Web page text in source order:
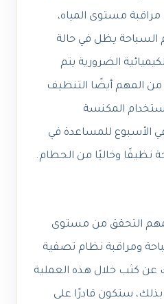
مستوى المياه،
السباحة يظل في حالة
الضرورية يتم
المهم أيضًا التنظيف
المكنسة
في الأسبوع للمساعدة في
نظيفًا وخاليًا من الحطام.
التحقق من مستوى
ومراقبة نظام تصفية
عن كثب خلال هذه العملية
بذلك، ستكون قادرًا على